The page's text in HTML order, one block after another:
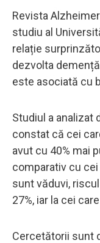
Revista
studiu al
relație
dezvolta
este asociată cu
Studiul a analizat
constat că cei
avut cu 40% mai
comparativ cu
sunt văduvi,
27%, iar la cei
Cercetătorii sunt